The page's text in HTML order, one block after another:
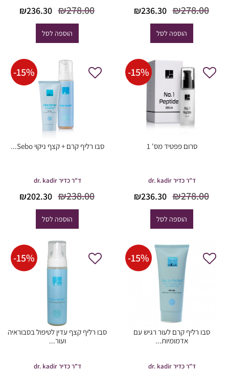
₪278.00
המחיר
היה:
₪278.00.
₪236.30
הוספה לסל
₪278.00
המחיר
היה:
₪278.00.
₪236.30
הוספה לסל
-15%
סרום פפטיד מס' 1
ד"ר כדיר dr. kadir
₪278.00
המחיר
היה:
₪278.00.
₪236.30
הוספה לסל
-15%
סבו רליף קרם + קצף ניקוי Sebo...
ד"ר כדיר dr. kadir
₪238.00
המחיר
היה:
₪238.00.
₪202.30
הוספה לסל
-15%
סבו רליף קרם לעור רגיש עם
אדמומיות...
ד"ר כדיר dr. kadir
-15%
סבו רליף קצף עדין לטיפול בסבוראיה
ועור...
ד"ר כדיר dr. kadir